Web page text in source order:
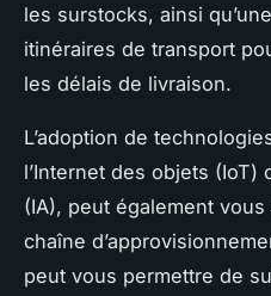
les surstocks, ainsi
itinéraires de transport
les délais de livraison.
L’adoption de
l’Internet des objets (IoT)
(IA), peut également
chaîne
peut vous permettre de